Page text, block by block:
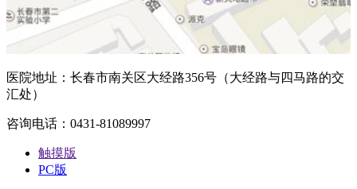
医院地址：长春市南关区大经路356号（大经路与四马路的交
汇处）
咨询电话：0431-81089997
触摸版
PC版